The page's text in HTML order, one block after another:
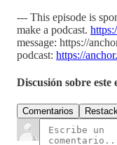
--- This episode is
make a podcast.
message: https://
podcast: https://
Discusión sobre este
Comentarios